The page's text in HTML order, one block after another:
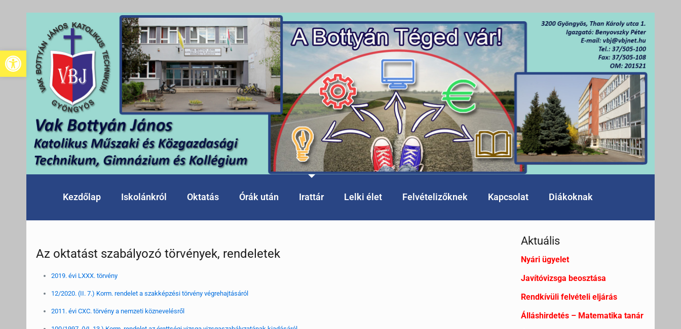
Eszköztár megnyitása
Kezdőlap Iskolánkról Oktatás Órák után Irattár Lelki élet Felvételizőknek Kapcsolat Diákoknak
Az oktatást szabályozó törvények, rendeletek
2019. évi LXXX. törvény
12/2020. (II. 7.) Korm. rendelet a szakképzési törvény végrehajtásáról
2011. évi CXC. törvény a nemzeti köznevelésről
Aktuális
Nyári ügyelet
Javítóvizsga beosztása
Rendkívüli felvételi eljárás
Álláshirdetés – Matematika tanár